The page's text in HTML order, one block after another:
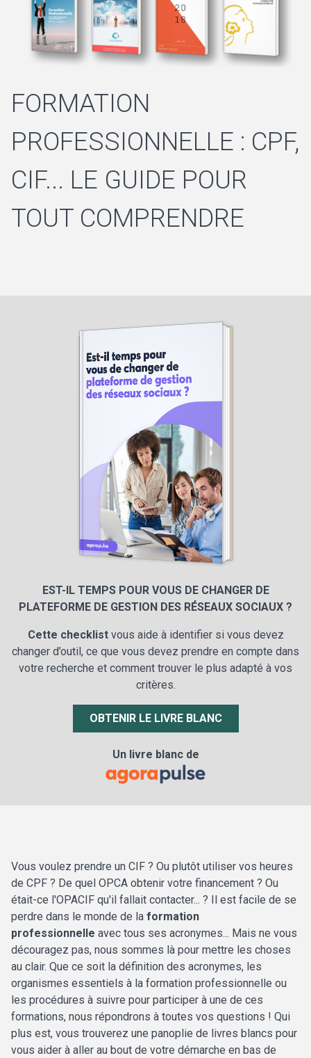
FORMATION
PROFESSIONNELLE : CPF,
CIF... LE GUIDE POUR
TOUT COMPRENDRE
EST-IL TEMPS POUR VOUS DE CHANGER DE
PLATEFORME DE GESTION DES RÉSEAUX SOCIAUX ?
Cette checklistvous aide à identifier si vous devez
changer d’outil, ce que vous devez prendre en compte dans
votre recherche et comment trouver le plus adapté à vos
critères.
OBTENIR LE LIVRE BLANC
Un livre blanc de
Vous voulez prendre un CIF ? Ou plutôt utiliser vos heures
de CPF ? De quel OPCA obtenir votre financement ? Ou
était-ce l'OPACIF qu'il fallait contacter... ? Il est facile de se
perdre dans le monde de la formation
professionnelle avec tous ses acronymes... Mais ne vous
découragez pas, nous sommes là pour mettre les choses
au clair. Que ce soit la définition des acronymes, les
organismes essentiels à la formation professionnelle ou
les procédures à suivre pour participer à une de ces
formations, nous répondrons à toutes vos questions ! Qui
plus est, vous trouverez une panoplie de livres blancs pour
vous aider à aller au bout de votre démarche en bas de